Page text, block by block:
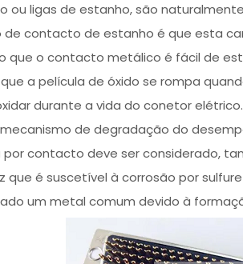
ou ligas de estanho, são
contacto de estanho é que esta
que o contacto metálico é fácil de
a película de óxido se rompa
durante a vida do conetor
de degradação do
contacto deve ser considerado,
que é suscetível à corrosão por
um metal comum devido à